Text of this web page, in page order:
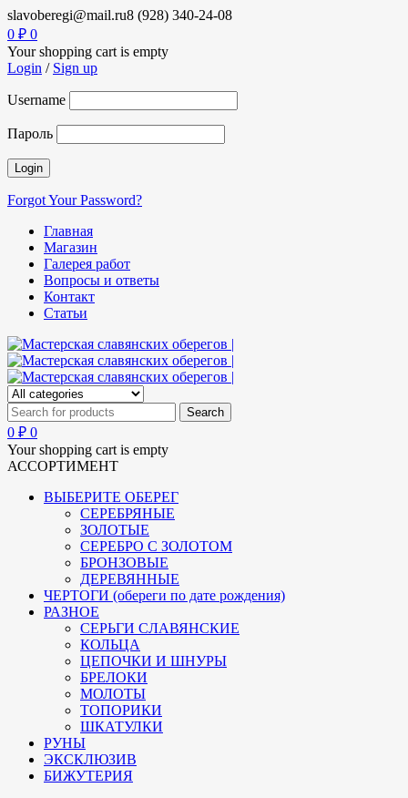
slavoberegi@mail.ru8 (928) 340-24-08
0 ₽ 0
Your shopping cart is empty
Login / Sign up
Username
Пароль
Forgot Your Password?
Главная
Магазин
Галерея работ
Вопросы и ответы
Контакт
Статьи
0 ₽ 0
Your shopping cart is empty
АССОРТИМЕНТ
ВЫБЕРИТЕ ОБЕРЕГ
СЕРЕБРЯНЫЕ
ЗОЛОТЫЕ
СЕРЕБРО С ЗОЛОТОМ
БРОНЗОВЫЕ
ДЕРЕВЯННЫЕ
ЧЕРТОГИ (обереги по дате рождения)
РАЗНОЕ
СЕРЬГИ СЛАВЯНСКИЕ
КОЛЬЦА
ЦЕПОЧКИ И ШНУРЫ
БРЕЛОКИ
МОЛОТЫ
ТОПОРИКИ
ШКАТУЛКИ
РУНЫ
ЭКСКЛЮЗИВ
БИЖУТЕРИЯ